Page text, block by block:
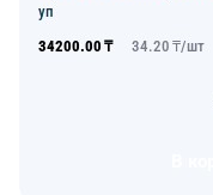
уп
34200.00 ₸ 34.20 ₸/шт